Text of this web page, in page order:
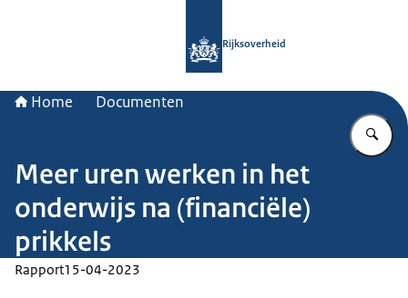
Rijksoverheid
Home Documenten
Meer uren werken in het
onderwijs na (financiële)
prikkels
Rapport15-04-2023